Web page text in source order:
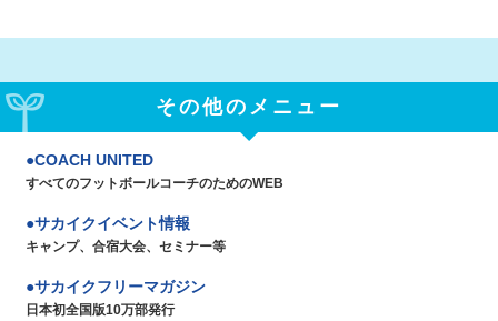
その他のメニュー
COACH UNITED
すべてのフットボールコーチのためのWEB
サカイクイベント情報
キャンプ、合宿大会、セミナー等
サカイクフリーマガジン
日本初全国版10万部発行